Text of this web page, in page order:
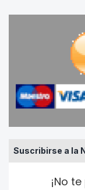
Suscribirse a la
¡No